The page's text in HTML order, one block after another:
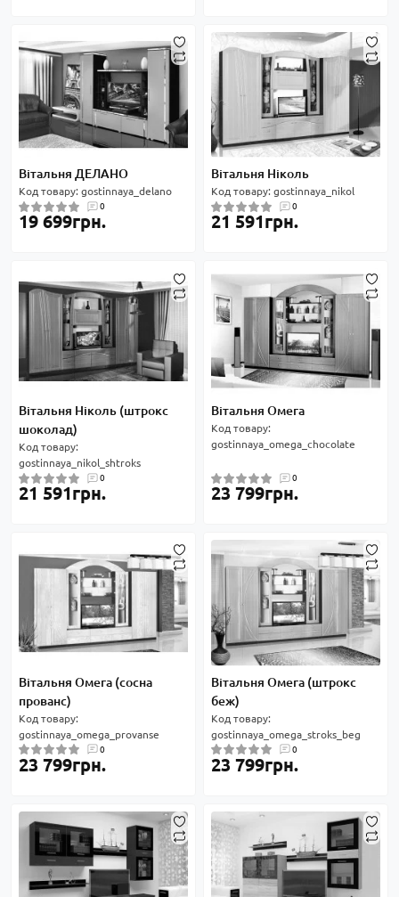
Вітальня ДЕЛАНО
Код товару: gostinnaya_delano
0
19 699грн.
Вітальня Ніколь
Код товару: gostinnaya_nikol
0
21 591грн.
Вітальня Ніколь (штрокс
шоколад)
Код товару:
gostinnaya_nikol_shtroks
0
21 591грн.
Вітальня Омега
Код товару:
gostinnaya_omega_chocolate
0
23 799грн.
Вітальня Омега (сосна
прованс)
Код товару:
gostinnaya_omega_provanse
0
23 799грн.
Вітальня Омега (штрокс
беж)
Код товару:
gostinnaya_omega_stroks_beg
0
23 799грн.